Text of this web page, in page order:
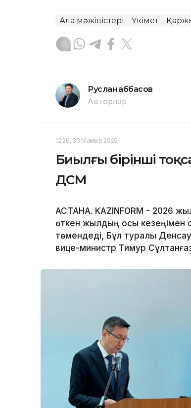
Алқа мәжілістері Үкімет
Руслан Ғаббасов
Авторлар
12:26, 30 Мамыр 2026
Биылғы бірінші
ДСМ
АСТАНА. KAZINFORM - 2026
өткен жылдың осы кезеңімен
төмендеді, Бұл туралы
вице-министр Тимур